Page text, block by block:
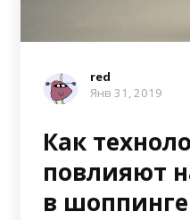
red
Янв 31, 2019
Как
повлияют
в шоппинге